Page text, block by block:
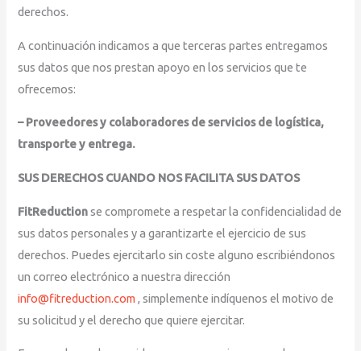
derechos.
A continuación indicamos a que terceras partes entregamos
sus datos que nos prestan apoyo en los servicios que te
ofrecemos:
– Proveedores y colaboradores de servicios de logística,
transporte y entrega.
SUS DERECHOS CUANDO NOS FACILITA SUS DATOS
FitReductionse compromete a respetar la confidencialidad de
sus datos personales y a garantizarte el ejercicio de sus
derechos. Puedes ejercitarlo sin coste alguno escribiéndonos
un correo electrónico a nuestra dirección
info@fitreduction.com , simplemente indíquenos el motivo de
su solicitud y el derecho que quiere ejercitar.